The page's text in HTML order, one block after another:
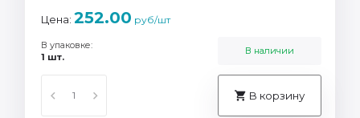
Цена: 252.00 руб/шт
В упаковке:
1 шт.
В наличии
В корзину